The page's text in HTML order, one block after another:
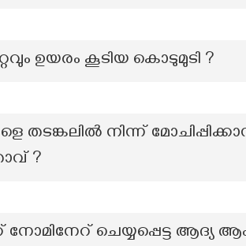
ഉയരം കൂടിയ കൊടുമുടി ?
തടങ്കലിൽ നിന്ന്
?
ചെയ്യപ്പെട്ട ആദ്യ